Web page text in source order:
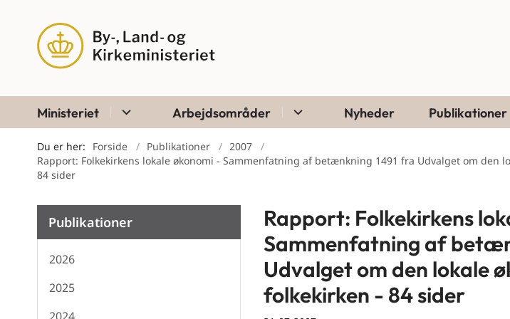
Ministeriet Arbejdsområder Nyheder Publikationer
Du er her: Forside Publikationer
2007
Rapport: Folkekirkens lokale økonomi - Sammenfatning af betænkning 1491 fra Udvalget om den
84 sider
Publikationer
2026
2025
Rapport: Folkekirkens
Sammenfatning af
Udvalget om den lokale
folkekirken - 84 sider